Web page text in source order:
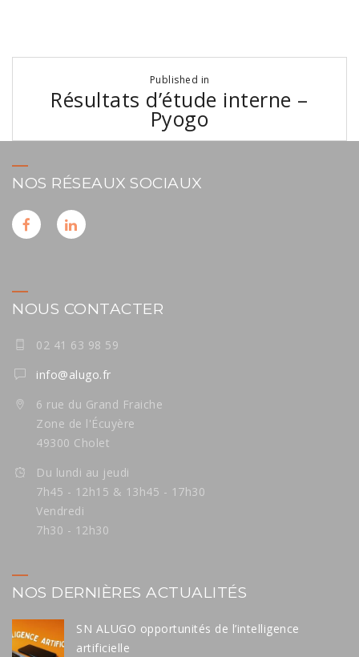
Published in
Résultats d’étude interne –
Pyogo
NOS RÉSEAUX SOCIAUX
NOUS CONTACTER
02 41 63 98 59
info@alugo.fr
6 rue du Grand Fraiche
Zone de l'Écuyère
49300 Cholet
Du lundi au jeudi
7h45 - 12h15 & 13h45 - 17h30
Vendredi
7h30 - 12h30
NOS DERNIÈRES ACTUALITÉS
SN ALUGO opportunités de l’intelligence
artificielle